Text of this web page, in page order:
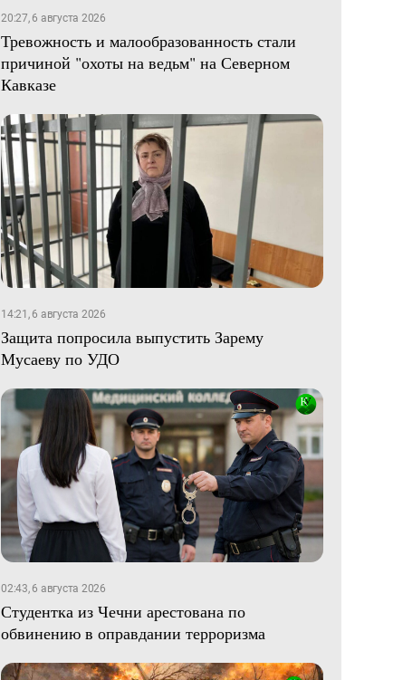
20:27, 6 августа 2026
Тревожность и малообразованность стали
причиной "охоты на ведьм" на Северном
Кавказе
14:21, 6 августа 2026
Защита попросила выпустить Зарему
Мусаеву по УДО
02:43, 6 августа 2026
Студентка из Чечни арестована по
обвинению в оправдании терроризма